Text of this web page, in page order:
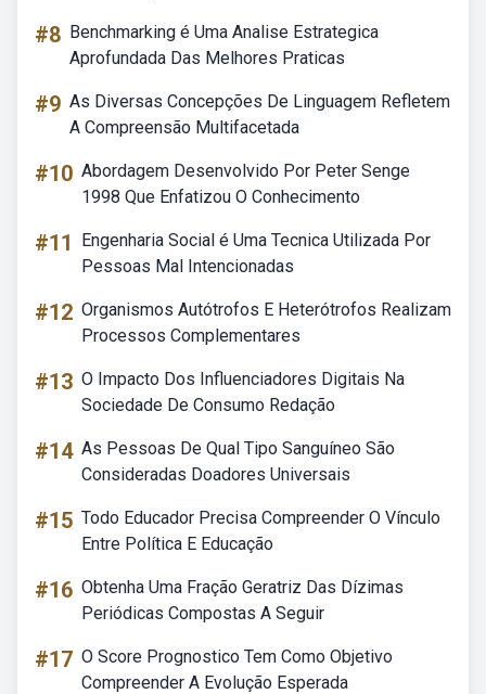
#8 Benchmarking é Uma Analise Estrategica
Aprofundada Das Melhores Praticas
#9 As Diversas Concepções De Linguagem Refletem
A Compreensão Multifacetada
#10 Abordagem Desenvolvido Por Peter Senge
1998 Que Enfatizou O Conhecimento
#11
Engenharia Social é Uma Tecnica Utilizada Por
Pessoas Mal Intencionadas
#12 Organismos Autótrofos E Heterótrofos Realizam
Processos Complementares
#13 O Impacto Dos Influenciadores Digitais Na
Sociedade De Consumo Redação
#14 As Pessoas De Qual Tipo Sanguíneo São
Consideradas Doadores Universais
#15 Todo Educador Precisa Compreender O Vínculo
Entre Política E Educação
#16 Obtenha Uma Fração Geratriz Das Dízimas
Periódicas Compostas A Seguir
#17 O Score Prognostico Tem Como Objetivo
Compreender A Evolução Esperada